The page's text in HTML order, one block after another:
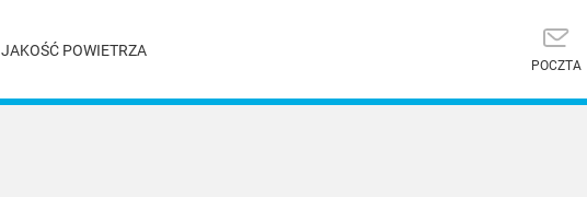
JAKOŚĆ POWIETRZA
POCZTA